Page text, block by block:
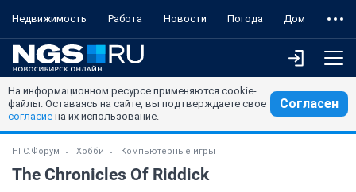
Недвижимость Работа Новости Погода Дом
На информационном ресурсе применяются cookie-
файлы. Оставаясь на сайте, вы подтверждаете свое
согласие на их использование.
Согласен
НГС.Форум Хобби Компьютерные игры
The Chronicles Of Riddick